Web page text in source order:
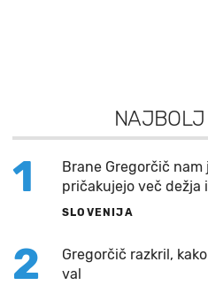
NAJBOLJ
1
Brane Gregorčič nam
pričakujejo več
SLOVENIJA
2
Gregorčič razkril,
val